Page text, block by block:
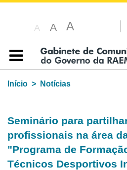
A A A
Índice
Início
Notícias
Seminário para
profissionais na área
"Programa de
Técnicos Desportivos